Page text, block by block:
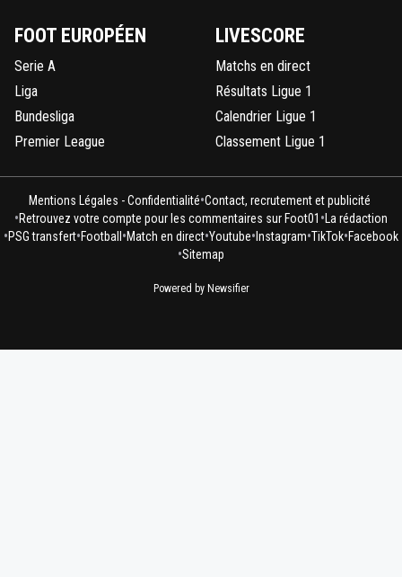
FOOT EUROPÉEN
Serie A
Liga
Bundesliga
Premier League
LIVESCORE
Matchs en direct
Résultats Ligue 1
Calendrier Ligue 1
Classement Ligue 1
Mentions Légales - Confidentialité•Contact, recrutement et publicité
•Retrouvez votre compte pour les commentaires sur Foot01 • La rédaction
•PSG transfert•Football •Match en direct•Youtube• Instagram•TikTok•Facebook
•Sitemap
Powered by Newsifier